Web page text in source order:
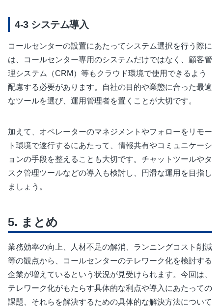
システム導入
コールセンターの設置にあたってシステム選択を行う際に
は、コールセンター専用のシステムだけではなく、顧客管
理システム（CRM）等もクラウド環境で使用できるよう
配慮する必要があります。自社の目的や業態に合った最適
なツールを選び、運用管理者を置くことが大切です。
加えて、オペレーターのマネジメントやフォローをリモー
ト環境で遂行するにあたって、情報共有やコミュニケーシ
ョンの手段を整えることも大切です。チャットツールやタ
スク管理ツールなどの導入も検討し、円滑な運用を目指し
ましょう。
まとめ
業務効率の向上、人材不足の解消、ランニングコスト削減
等の観点から、コールセンターのテレワーク化を検討する
企業が増えているという状況が見受けられます。今回は、
テレワーク化がもたらす具体的な利点や導入にあたっての
課題、それらを解決するための具体的な解決方法について